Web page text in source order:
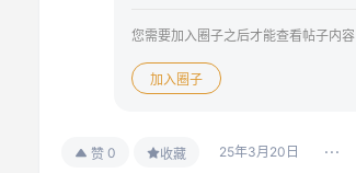
您需要加入圈子之后才能查看帖子内容
加入圈子
赞 0 收藏 25年3月20日